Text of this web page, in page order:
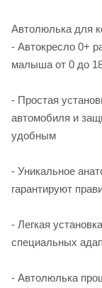
Автолюлька для
- Автокресло 0+
малыша от 0 до
- Простая
автомобиля и
удобным
- Уникальное
гарантируют
- Легкая
специальных
- Автолюлька